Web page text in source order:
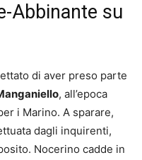
Abbinante su
di aver preso parte
, all’epoca
i Marino. A sparare,
dagli inquirenti,
Nocerino cadde in